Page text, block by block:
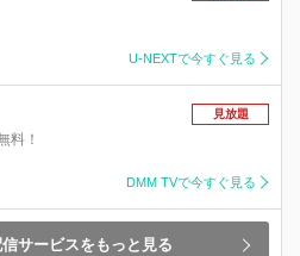
U-NEXTで今すぐ見る
料！
見放題
DMM TVで今すぐ見る
サービスをもっと見る